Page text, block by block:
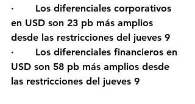
·       Los diferenciales corporativos
en USD son 23 pb más amplios
desde las restricciones del jueves 9
·       Los diferenciales financieros en
USD son 58 pb más amplios desde
las restricciones del jueves 9